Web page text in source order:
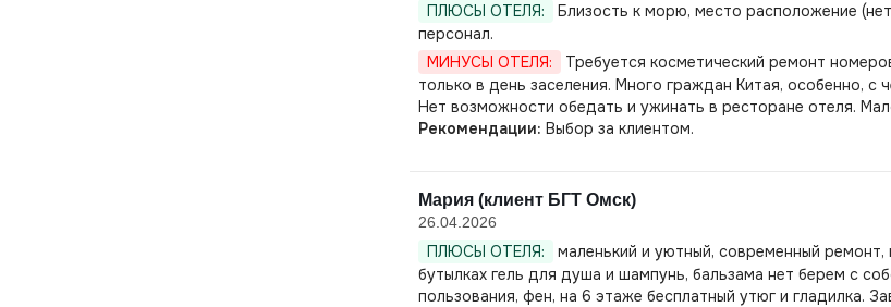
ПЛЮСЫ ОТЕЛЯ:
Близость к морю, место расположение
персонал.
МИНУСЫ ОТЕЛЯ:
Требуется косметический ремонт
только в день заселения. Много граждан Китая, особенно,
Нет возможности обедать и ужинать в ресторане отеля.
Рекомендации: Выбор за клиентом.
Мария (клиент БГТ Омск)
26.04.2026
ПЛЮСЫ ОТЕЛЯ:
маленький и уютный, современный
бутылках гель для душа и шампунь, бальзама нет берем с
пользования, фен, на 6 этаже бесплатный утюг и гладилка.